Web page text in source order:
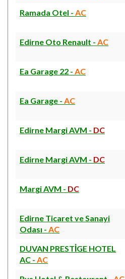
Ramada Otel - AC
Edirne Oto Renault - AC
Ea Garage 22 - AC
Ea Garage - AC
Edirne Margi AVM - DC
Edirne Margi AVM - DC
Margi AVM - DC
Edirne Ticaret ve Sanayi
Odası - AC
DUVAN PRESTİGE HOTEL
AC - AC